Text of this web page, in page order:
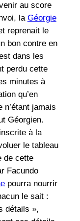
au score
la Géorgie
reprenait le
bon contre en
dans les
perdu cette
minutes à
qu’en
n’étant jamais
Géorgien.
à la
le tableau
de cette
Facundo
pourra nourrir
le sait :
détails »,